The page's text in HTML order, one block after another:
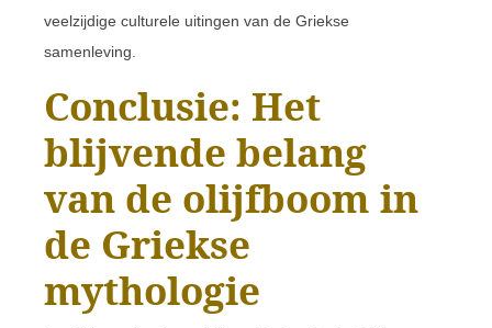
veelzijdige culturele uitingen van de Griekse
samenleving.
Conclusie: Het
blijvende belang
van de olijfboom in
de Griekse
mythologie